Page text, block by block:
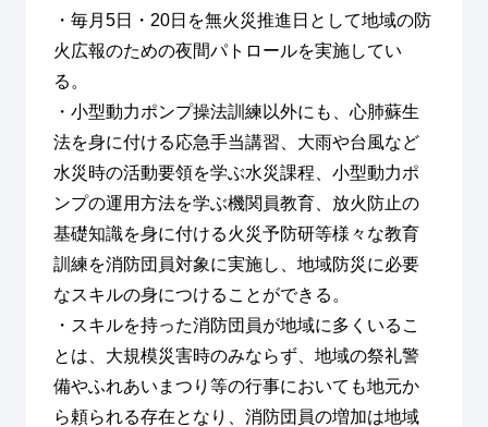
・毎月5日・20日を無火災推進日として地域の防
火広報のための夜間パトロールを実施してい
る。
・小型動力ポンプ操法訓練以外にも、心肺蘇生
法を身に付ける応急手当講習、大雨や台風など
水災時の活動要領を学ぶ水災課程、小型動力ポ
ンプの運用方法を学ぶ機関員教育、放火防止の
基礎知識を身に付ける火災予防研等様々な教育
訓練を消防団員対象に実施し、地域防災に必要
なスキルの身につけることができる。
・スキルを持った消防団員が地域に多くいるこ
とは、大規模災害時のみならず、地域の祭礼警
備やふれあいまつり等の行事においても地元か
ら頼られる存在となり、消防団員の増加は地域